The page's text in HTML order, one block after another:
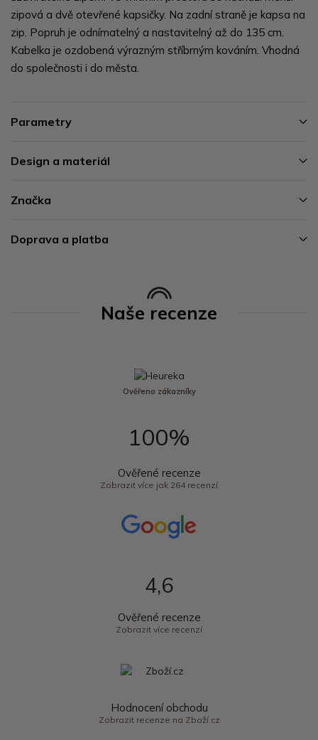
zipová a dvě otevřené kapsičky. Na zadní straně je kapsa na
zip. Popruh je odnímatelný a nastavitelný až do 135 cm.
Kabelka je ozdobená výrazným stříbrným kováním. Vhodná
do společnosti i do města.
Parametry
Design a materiál
Značka
Doprava a platba
Naše recenze
Ověřeno zákazníky
100%
Ověřené recenze
Zobrazit více jak 264 recenzí
4,6
Ověřené recenze
Zobrazit více recenzí
Hodnocení obchodu
Zobrazit recenze na Zboží.cz